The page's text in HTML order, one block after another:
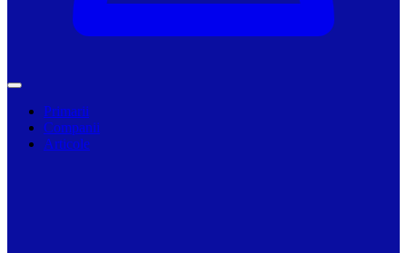
Primarii
Companii
Articole